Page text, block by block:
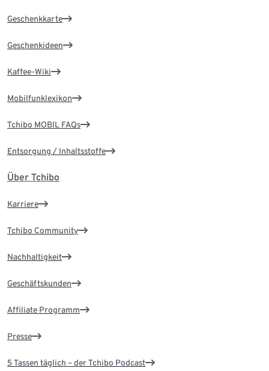
Geschenkkarte
Geschenkideen
Kaffee-Wiki
Mobilfunklexikon
Tchibo MOBIL FAQs
Entsorgung / Inhaltsstoffe
Über Tchibo
Karriere
Tchibo Community
Nachhaltigkeit
Geschäftskunden
Affiliate Programm
Presse
5 Tassen täglich – der Tchibo Podcast